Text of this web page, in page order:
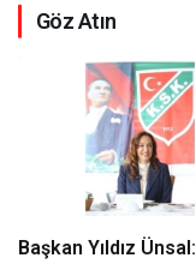
Göz Atın
Başkan Yıldız Ünsal: